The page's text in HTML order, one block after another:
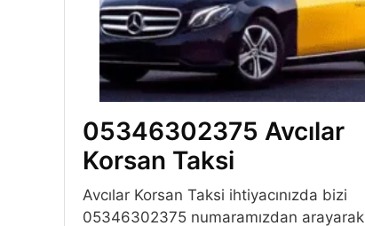
05346302375 Avcılar
Korsan Taksi
Avcılar Korsan Taksi ihtiyacınızda bizi
05346302375 numaramızdan arayarak